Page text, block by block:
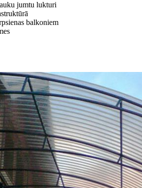
jumtu lukturi
balkoniem